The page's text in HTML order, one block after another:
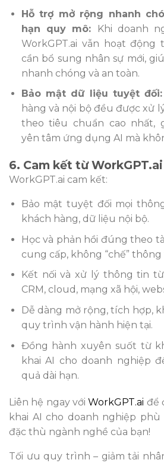
Hỗ trợ mở rộng nhanh
hạn quy mô: Khi doanh
WorkGPT.ai vẫn hoạt
cần bổ sung nhân sự mới,
nhanh chóng và an toàn.
Bảo mật dữ liệu tuyệt đối:
hàng và nội bộ đều được xử
theo tiêu chuẩn cao nhất,
yên tâm ứng dụng AI mà
6. Cam kết từ WorkGPT.ai
WorkGPT.ai cam kết:
Bảo mật tuyệt đối mọi
khách hàng, dữ liệu nội bộ.
Học và phản hồi đúng theo
cung cấp, không “chế” thông
Kết nối và xử lý thông tin
CRM, cloud, mạng xã hội,
Dễ dàng mở rộng, tích hợp,
quy trình vận hành hiện tại.
Đồng hành xuyên suốt từ
khai AI cho doanh nghiệp
quả dài hạn.
Liên hệ ngay vớiWorkGPT.ai để
khai AI cho doanh nghiệp
đặc thù ngành nghề của bạn!
Tối ưu quy trình – giảm tải